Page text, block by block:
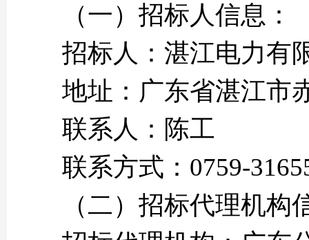
（一）招标人信息：
招标人：湛江电力有
地址：广东省湛江市
联系人：陈工
联系方式：0759-
（二）招标代理机构